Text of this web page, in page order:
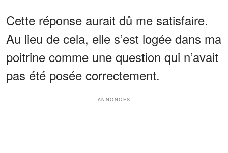
Cette réponse aurait dû me satisfaire.
Au lieu de cela, elle s’est logée dans ma
poitrine comme une question qui n’avait
pas été posée correctement.
ANNONCES